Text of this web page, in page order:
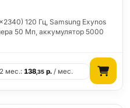
120 Гц, Samsung Exynos
50 Мп, аккумулятор 5000
мес.:138,35 р. / мес.